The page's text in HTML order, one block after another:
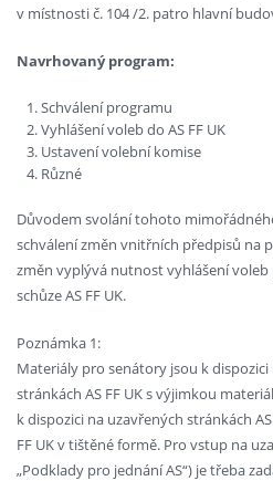
v místnosti č. 104 /2. patro hlavní
Navrhovaný program:
Schválení programu
Vyhlášení voleb do AS FF UK
Ustavení volební komise
Různé
Důvodem svolání tohoto
schválení změn vnitřních předpisů na
změn vyplývá nutnost vyhlášení
schůze AS FF UK.
Poznámka 1:
Materiály pro senátory jsou k
stránkách AS FF UK s výjimkou
k dispozici na uzavřených stránkách
FF UK v tištěné formě. Pro vstup na
„Podklady pro jednání AS“) je třeba